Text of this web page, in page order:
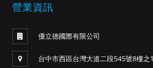
營業資訊
優立德國際有限公司
台中市西區台灣大道二段545號8樓之1